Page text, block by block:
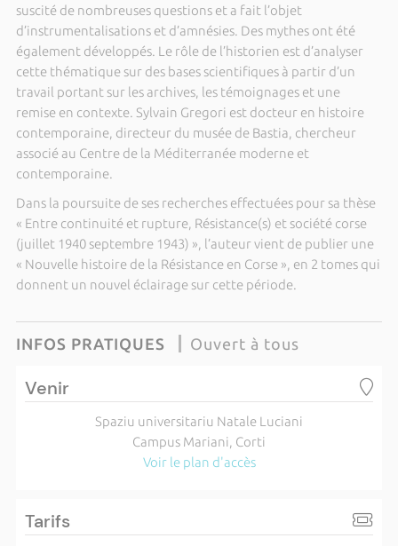
suscité de nombreuses questions et a fait l’objet
d’instrumentalisations et d’amnésies. Des mythes ont été
également développés. Le rôle de l’historien est d’analyser
cette thématique sur des bases scientifiques à partir d’un
travail portant sur les archives, les témoignages et une
remise en contexte. Sylvain Gregori est docteur en histoire
contemporaine, directeur du musée de Bastia, chercheur
associé au Centre de la Méditerranée moderne et
contemporaine.
Dans la poursuite de ses recherches effectuées pour sa thèse
« Entre continuité et rupture, Résistance(s) et société corse
(juillet 1940 septembre 1943) », l’auteur vient de publier une
« Nouvelle histoire de la Résistance en Corse », en 2 tomes qui
donnent un nouvel éclairage sur cette période.
INFOS PRATIQUES Ouvert à tous
Venir
Spaziu universitariu Natale Luciani
Campus Mariani, Corti
Voir le plan d'accès
Tarifs